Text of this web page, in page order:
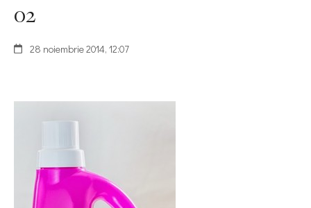
02
28 noiembrie 2014, 12:07